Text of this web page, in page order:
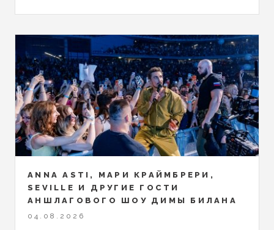
ANNA ASTI, МАРИ КРАЙМБРЕРИ,
SEVILLE И ДРУГИЕ ГОСТИ
АНШЛАГОВОГО ШОУ ДИМЫ БИЛАНА
04.08.2026